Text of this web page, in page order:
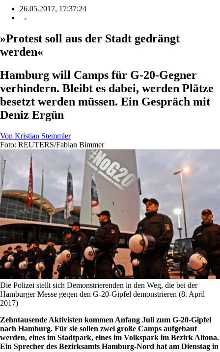
26.05.2017, 17:37:24
→
»Protest soll aus der Stadt gedrängt
werden«
Hamburg will Camps für G-20-Gegner
verhindern. Bleibt es dabei, werden Plätze
besetzt werden müssen. Ein Gespräch mit
Deniz Ergün
Von Kristian Stemmler
Foto: REUTERS/Fabian Bimmer
Die Polizei stellt sich Demonstrierenden in den Weg, die bei der
Hamburger Messe gegen den G-20-Gipfel demonstrieren (8. April
2017)
Zehntausende Aktivisten kommen Anfang Juli zum G-20-Gipfel
nach Hamburg. Für sie sollen zwei große Camps aufgebaut
werden, eines im Stadtpark, eines im Volkspark im Bezirk Altona.
Ein Sprecher des Bezirksamts Hamburg-Nord hat am Dienstag in